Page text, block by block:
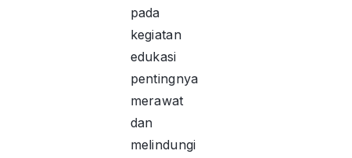
pada
kegiatan
edukasi
pentingnya
merawat
dan
melindungi